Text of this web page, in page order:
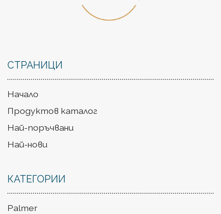
СТРАНИЦИ
Начало
Продуктов каталог
Най-поръчвани
Най-нови
КАТЕГОРИИ
Palmer